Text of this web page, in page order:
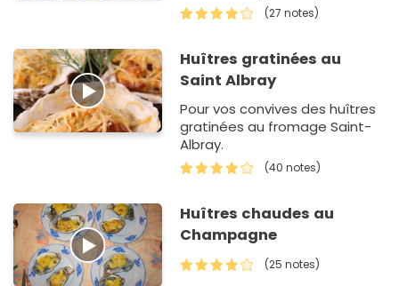
(27 notes)
Huîtres gratinées au
Saint Albray
Pour vos convives des huîtres
gratinées au fromage Saint-
Albray.
(40 notes)
Huîtres chaudes au
Champagne
(25 notes)